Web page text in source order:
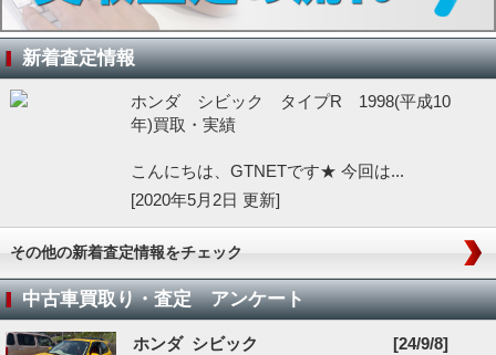
新着査定情報
ホンダ シビック タイプR 1998(平成10
年)買取・実績
こんにちは、GTNETです★ 今回は...
[2020年5月2日 更新]
その他の新着査定情報をチェック
中古車買取り・査定 アンケート
ホンダ シビック
[24/9/8]